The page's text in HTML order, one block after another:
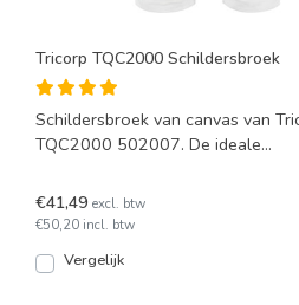
Tricorp TQC2000 Schildersbroek
Schildersbroek van canvas van
TQC2000 502007. De ideale
€41,49 excl. btw
€50,20 incl. btw
Vergelijk